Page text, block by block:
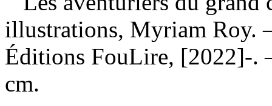
illustrations, Myriam Roy.
Éditions FouLire, [2022]-
cm.